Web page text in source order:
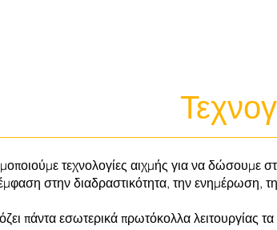
τεχνολογίες αιχμής για να δώσουμε
έμφαση στην διαδραστικότητα, την ενημέρωση,
πάντα εσωτερικά πρωτόκολλα λειτουργίας